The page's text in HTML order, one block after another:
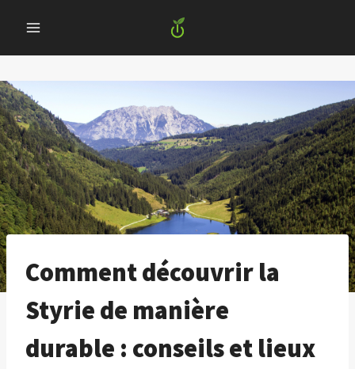
content
Comment découvrir la
Styrie de manière
durable : conseils et lieux